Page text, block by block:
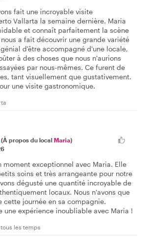
fait une incroyable visite
Vallarta la semaine dernière. Maria
et connaît parfaitement la scène
a fait découvrir une grande variété
d'être accompagné d'une locale,
à des choses que nous n'aurions
par nous-mêmes. Ce furent de
tant visuellement que gustativement.
une visite gastronomique.
(À propos du local Maria)
moment exceptionnel avec Maria. Elle
soins et très arrangeante pour notre
dégusté une quantité incroyable de
locaux. Nous n'avons que
cette journée en sa compagnie.
une expérience inoubliable avec Maria !
les temps